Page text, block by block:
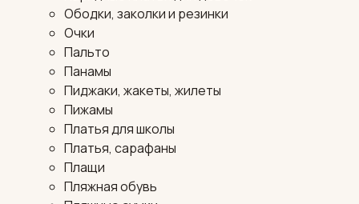
Ободки, заколки и резинки
Очки
Пальто
Панамы
Пиджаки, жакеты, жилеты
Пижамы
Платья для школы
Платья, сарафаны
Плащи
Пляжная обувь